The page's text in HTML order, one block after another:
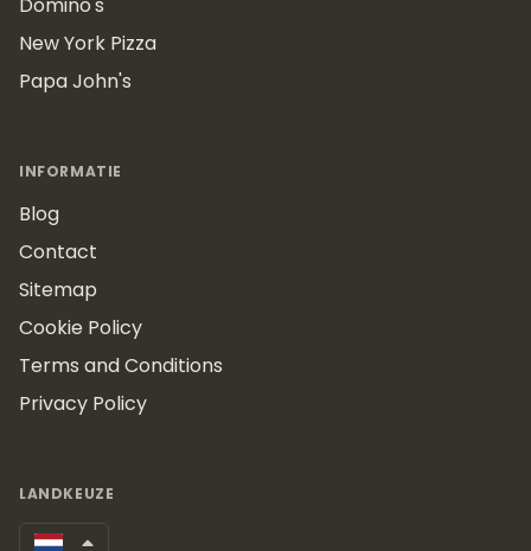
Domino's
New York Pizza
Papa John's
INFORMATIE
Blog
Contact
Sitemap
Cookie Policy
Terms and Conditions
Privacy Policy
LANDKEUZE